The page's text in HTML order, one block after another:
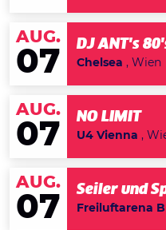
AUG.
07
DJ ANT's
Chelsea , Wien
AUG.
07
NO LIMIT
U4 Vienna ,
AUG.
07
Seiler und
Freiluftarena B